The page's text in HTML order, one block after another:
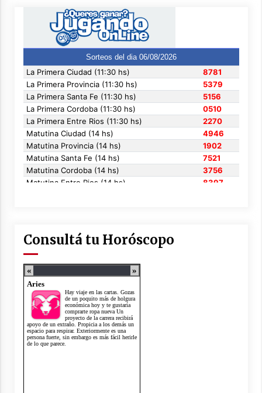
Consultá tu Horóscopo